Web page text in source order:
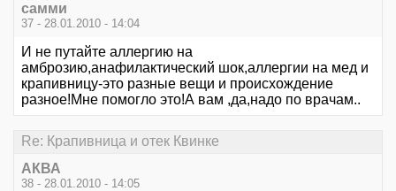
самми
37 - 28.01.2010 - 14:04
И не путайте аллергию на
амброзию,анафилактический шок,аллергии на мед и
крапивницу-это разные вещи и происхождение
разное!Мне помогло это!А вам ,да,надо по врачам..
Re: Крапивница и отек Квинке
АКВА
38 - 28.01.2010 - 14:05